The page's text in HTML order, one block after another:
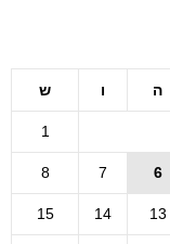
ה ו ש
1
6
7
8
13
14
15